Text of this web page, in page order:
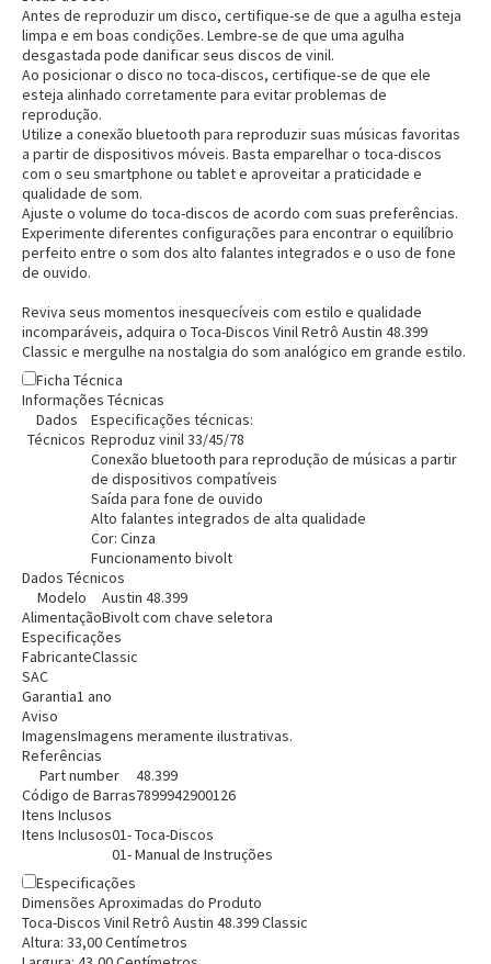
Entrega Flash
Entendi
Cartão de crédito
Entendi
Pagamento via Pix
Entendi
Retire na Loja
Entendi
Antes de reproduzir um disco, certifique-se de que a agulha esteja
limpa e em boas condições. Lembre-se de que uma agulha
desgastada pode danificar seus discos de vinil.
Ao posicionar o disco no toca-discos, certifique-se de que ele
esteja alinhado corretamente para evitar problemas de
reprodução.
Utilize a conexão bluetooth para reproduzir suas músicas favoritas
a partir de dispositivos móveis. Basta emparelhar o toca-discos
com o seu smartphone ou tablet e aproveitar a praticidade e
qualidade de som.
Ajuste o volume do toca-discos de acordo com suas preferências.
Experimente diferentes configurações para encontrar o equilíbrio
perfeito entre o som dos alto falantes integrados e o uso de fone
de ouvido.
Reviva seus momentos inesquecíveis com estilo e qualidade
incomparáveis, adquira o Toca-Discos Vinil Retrô Austin 48.399
Classic e mergulhe na nostalgia do som analógico em grande estilo.
Ficha Técnica
Informações Técnicas
Dados
Técnicos
Especificações técnicas:
Reproduz vinil 33/45/78
Conexão bluetooth para reprodução de músicas a partir
de dispositivos compatíveis
Saída para fone de ouvido
Alto falantes integrados de alta qualidade
Cor: Cinza
Funcionamento bivolt
Dados Técnicos
Modelo
Austin 48.399
AlimentaçãoBivolt com chave seletora
Especificações
FabricanteClassic
SAC
Garantia1 ano
Aviso
ImagensImagens meramente ilustrativas.
Referências
Part number
48.399
Código de Barras7899942900126
Itens Inclusos
Itens Inclusos01- Toca-Discos
01- Manual de Instruções
Especificações
Dimensões Aproximadas do Produto
Toca-Discos Vinil Retrô Austin 48.399 Classic
Altura: 33,00Centímetros